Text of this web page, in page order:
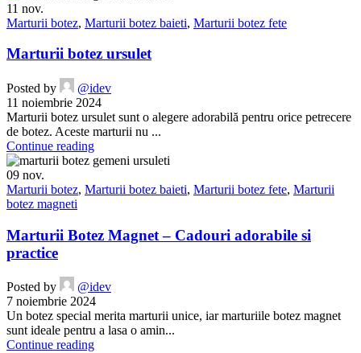
11 nov.
Marturii botez, Marturii botez baieti, Marturii botez fete
Marturii botez ursulet
Posted by
@idev
11 noiembrie 2024
Marturii botez ursulet sunt o alegere adorabilă pentru orice petrecere
de botez. Aceste marturii nu ...
Continue reading
09 nov.
Marturii botez, Marturii botez baieti, Marturii botez fete, Marturii
botez magneti
Marturii Botez Magnet – Cadouri adorabile si
practice
Posted by
@idev
7 noiembrie 2024
Un botez special merita marturii unice, iar marturiile botez magnet
sunt ideale pentru a lasa o amin...
Continue reading